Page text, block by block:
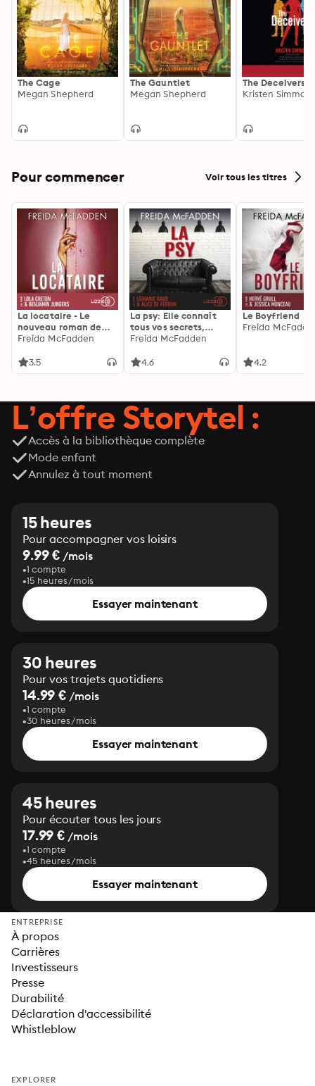
The Cage
Megan Shepherd
The Gauntlet
Megan Shepherd
The Deceivers
Kristen
Pour commencer Voir tous les titres
La locataire - Le
nouveau roman de
l'autrice de La femme
Freida McFadden
3.5
La psy: Elle connaît
tous vos secrets,
découvrez les siens ...
Freida McFadden
4.6
Le Boyfriend
Freida
4.2
L’offre Storytel :
Accès à la bibliothèque complète
Mode enfant
Annulez à tout moment
15 heures
Pour accompagner vos loisirs
9.99 € /mois
1 compte
15 heures/mois
Essayer maintenant
30 heures
Pour vos trajets quotidiens
14.99 € /mois
1 compte
30 heures/mois
Essayer maintenant
45 heures
Pour écouter tous les jours
17.99 € /mois
1 compte
45 heures/mois
Essayer maintenant
ENTREPRISE
À propos
Carrières
Investisseurs
Presse
Durabilité
Déclaration d'accessibilité
Whistleblow
EXPLORER